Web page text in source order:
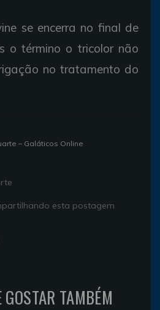
se encerra no final de
o término o tricolor não
no tratamento do
– Galáticos Online
esta postagem
GOSTAR TAMBÉM